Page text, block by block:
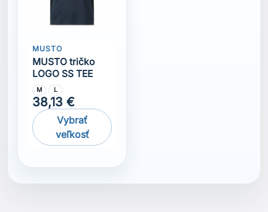
MUSTO
MUSTO tričko
LOGO SS TEE
M L
38,13 €
Vybrať
veľkosť